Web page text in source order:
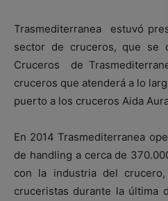
Trasmediterranea estuvó
sector de cruceros, que se
Cruceros de
cruceros que atenderá a lo
puerto a los cruceros Aida
En 2014 Trasmediterranea
de handling a cerca de
con la industria del
cruceristas durante la última